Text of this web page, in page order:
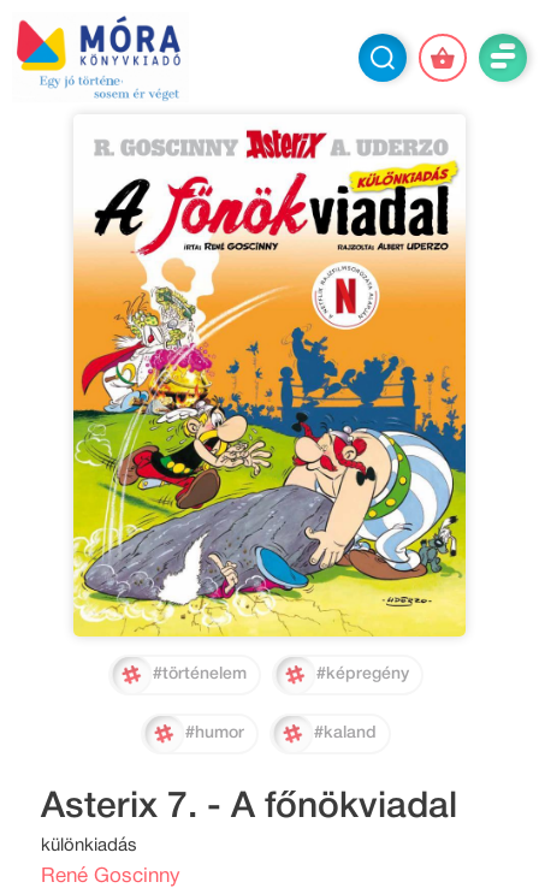
#történelem #képregény
#humor #kaland
Asterix 7. - A főnökviadal
különkiadás
René Goscinny